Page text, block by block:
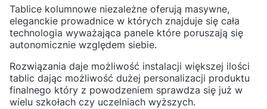
Tablice kolumnowe niezależne oferują masywne,
eleganckie prowadnice w których znajduje się cała
technologia wyważająca panele które poruszają się
autonomicznie względem siebie.
Rozwiązania daje możliwość instalacji większej ilości
tablic dając możliwość dużej personalizacji produktu
finalnego który z powodzeniem sprawdza się już w
wielu szkołach czy uczelniach wyższych.